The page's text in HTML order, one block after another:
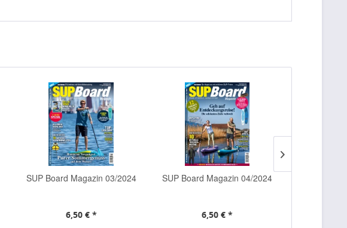
SUP Board Magazin 03/2024
6,50 € *
SUP Board Magazin 04/2024
6,50 € *